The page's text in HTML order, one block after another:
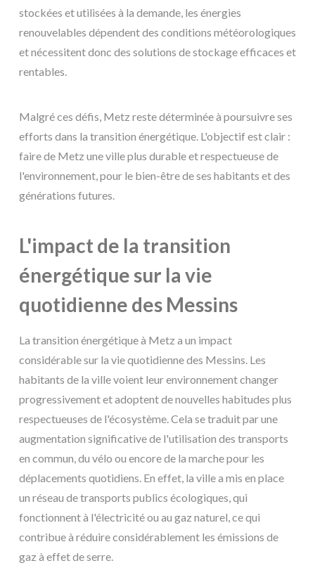
stockées et utilisées à la demande, les énergies
renouvelables dépendent des conditions météorologiques
et nécessitent donc des solutions de stockage efficaces et
rentables.
Malgré ces défis, Metz reste déterminée à poursuivre ses
efforts dans la transition énergétique. L'objectif est clair :
faire de Metz une ville plus durable et respectueuse de
l'environnement, pour le bien-être de ses habitants et des
générations futures.
L'impact de la transition
énergétique sur la vie
quotidienne des Messins
La transition énergétique à Metz a un impact
considérable sur la vie quotidienne des Messins. Les
habitants de la ville voient leur environnement changer
progressivement et adoptent de nouvelles habitudes plus
respectueuses de l'écosystème. Cela se traduit par une
augmentation significative de l'utilisation des transports
en commun, du vélo ou encore de la marche pour les
déplacements quotidiens. En effet, la ville a mis en place
un réseau de transports publics écologiques, qui
fonctionnent à l'électricité ou au gaz naturel, ce qui
contribue à réduire considérablement les émissions de
gaz à effet de serre.